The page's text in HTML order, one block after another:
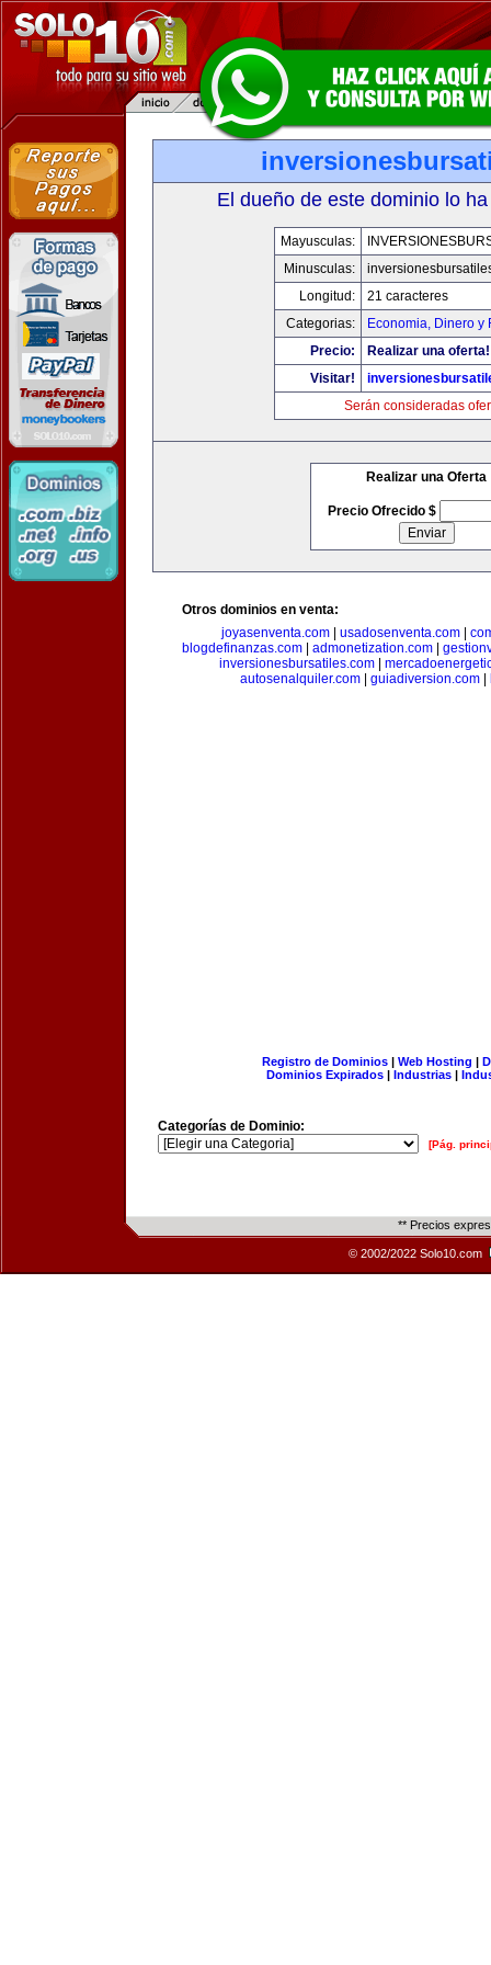
El dueño de este dominio lo
Mayusculas:
Minusculas:
Longitud:
21 caracteres
Categorias:
Economia, Dinero y
Precio:
Realizar una oferta!
Visitar!
Serán consideradas
Realizar una Oferta
Precio Ofrecido $
Otros dominios en venta:
joyasenventa.com
usadosenventa.com
blogdefinanzas.com
admonetization.com
inversionesbursatiles.com|
autosenalquiler.com| guiadiversion.com|
Registro de Dominios| Web Hosting |
Dominios Expirados | Industrias |
Categorías de Dominio:
[Pág.
** Precios
© 2002/2022 Solo10.com